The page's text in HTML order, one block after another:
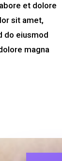
et dolore
sit amet,
do eiusmod
magna